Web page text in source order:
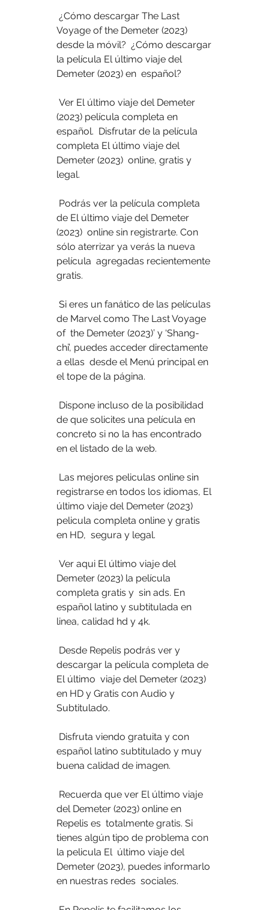
Voyage of the Demeter (2023)
desde la móvil?  ¿Cómo descargar
la película El último viaje del
Demeter (2023) en  español?
(2023) película completa en
español.  Disfrutar de la película
completa El último viaje del
Demeter (2023)  online, gratis y
legal.
de El último viaje del Demeter
(2023)  online sin registrarte. Con
sólo aterrizar ya verás la nueva
película  agregadas recientemente
gratis.
de Marvel como The Last Voyage
of  the Demeter (2023)’ y ‘Shang-
chi’, puedes acceder directamente
a ellas  desde el Menú principal en
el tope de la página.
de que solicites una película en
concreto si no la has encontrado
en el listado de la web.
registrarse en todos los idiomas, El
último viaje del Demeter (2023)
pelicula completa online y gratis
en HD,  segura y legal.
Demeter (2023) la película
completa gratis y  sin ads. En
español latino y subtitulada en
linea, calidad hd y 4k.
descargar la película completa de
El último  viaje del Demeter (2023)
en HD y Gratis con Audio y
Subtitulado.
español latino subtitulado y muy
buena calidad de imagen.
del Demeter (2023) online en
Repelis es  totalmente gratis. Si
tienes algún tipo de problema con
la pelicula El  último viaje del
Demeter (2023), puedes informarlo
en nuestras redes  sociales.